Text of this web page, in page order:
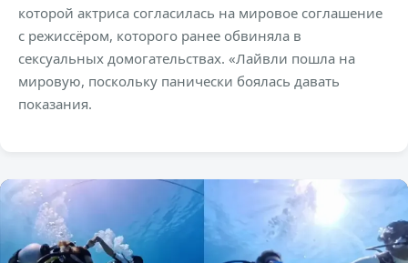
которой актриса согласилась на мировое соглашение
с режиссёром, которого ранее обвиняла в
сексуальных домогательствах. «Лайвли пошла на
мировую, поскольку панически боялась давать
показания.